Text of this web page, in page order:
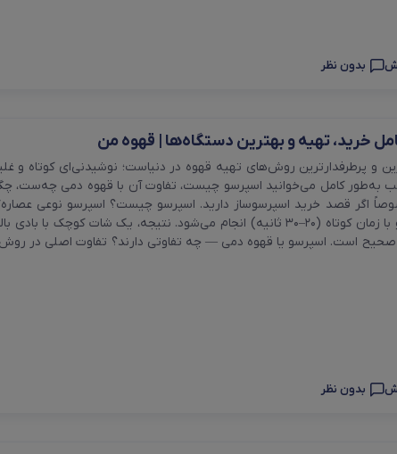
بدون نظر
خرید، تهیه و بهترین دستگاه‌ها | قهوه من
و پرطرفدارترین روش‌های تهیه قهوه در دنیاست؛ نوشیدنی‌ای کوتاه و
به‌طور کامل می‌خوانید اسپرسو چیست، تفاوت آن با قهوه دمی چه‌ست،
قصد خرید اسپرسوساز دارید. اسپرسو چیست؟ اسپرسو نوعی
نزدیک به 9 بار یا بیشتر) و با زمان کوتاه (۲۰–۳۰ ثانیه) انجام می‌شود.
صحیح است. اسپرسو یا قهوه دمی — چه تفاوتی دارند؟ تفاوت اصلی در
بدون نظر